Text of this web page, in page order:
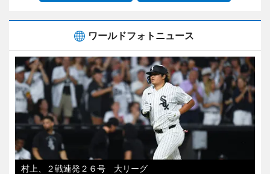
ワールドフォトニュース
村上、２戦連発２６号 大リーグ